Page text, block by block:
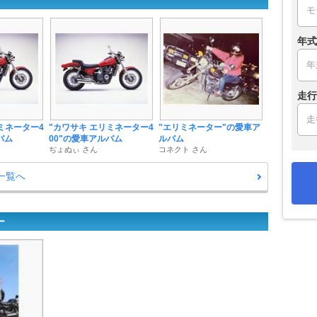
ネーター4
ム
"カワサキ エリミネーター4
00"の愛車アルバム
ぢょぬぃ さん
"エリミネーター"の愛車ア
ルバム
コネクト さん
覧へ
年式
走